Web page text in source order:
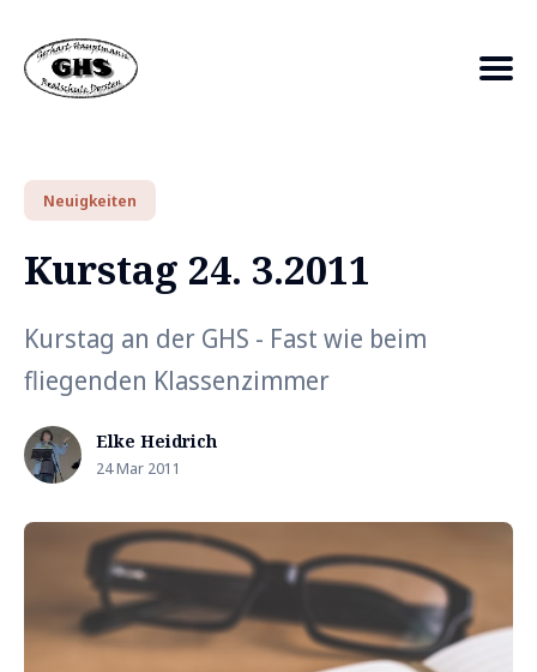
Search
Blog
Neuigkeiten
Kurstag 24. 3.2011
Kurstag an der GHS - Fast wie beim
fliegenden Klassenzimmer
Elke Heidrich
24 Mar 2011